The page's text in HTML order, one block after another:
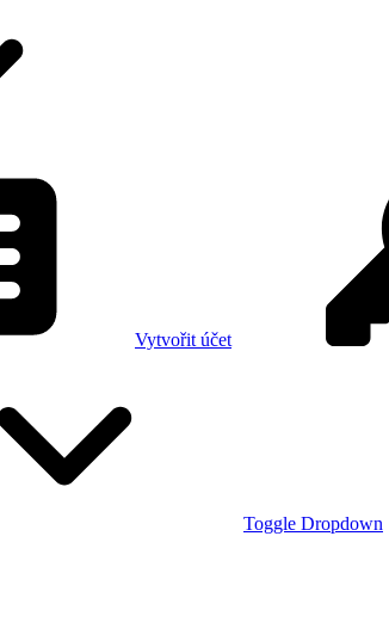
Vytvořit účet
Toggle Dropdown